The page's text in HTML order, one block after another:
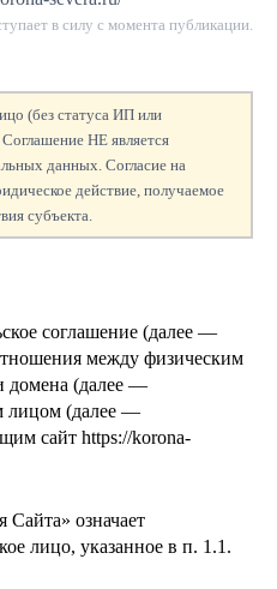
в силу с момента публикации.
(без статуса ИП или
НЕ является
данных. Согласие на
действие, получаемое
субъекта.
соглашение (далее —
между физическим
домена (далее —
лицом (далее —
сайт https://korona-
означает
лицо, указанное в п. 1.1.